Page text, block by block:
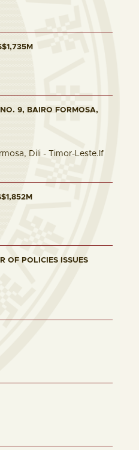
9, BAIRO FORMOSA,
Dili - Timor-Leste.If
OF POLICIES ISSUES